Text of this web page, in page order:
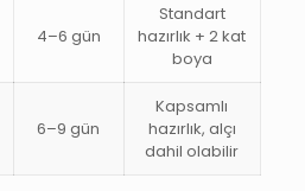
4–6 gün
Standart
hazırlık + 2 kat
boya
6–9 gün
Kapsamlı
hazırlık, alçı
dahil olabilir